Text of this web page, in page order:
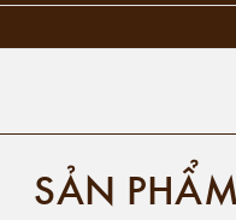
SẢN